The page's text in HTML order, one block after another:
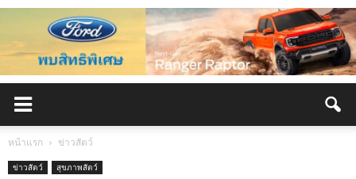
หน้าแรก ข่าวสัตว์
ข่าวสัตว์ สุขภาพสัตว์